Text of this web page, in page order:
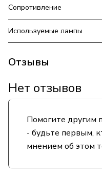
Сопротивление
Используемые лампы
Отзывы
Помогите другим
- будьте первым,
мнением об этом
Нет отзывов